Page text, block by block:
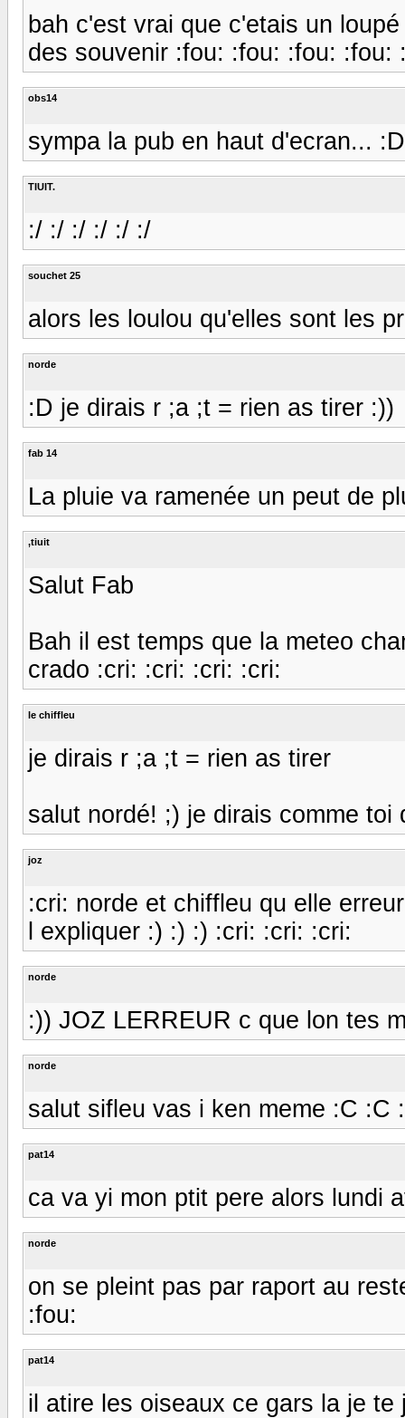
bah c'est vrai que c'etais un
des souvenir :fou: :fou: :fou: :fou:
obs14
sympa la pub en haut d'ecran... :D
TIUIT.
:/ :/ :/ :/ :/ :/
souchet 25
alors les loulou qu'elles sont les
norde
:D je dirais r ;a ;t = rien as tirer :))
fab 14
La pluie va ramenée un peut de
,tiuit
Salut Fab
Bah il est temps que la meteo
crado :cri: :cri: :cri: :cri:
le chiffleu
je dirais r ;a ;t = rien as tirer
salut nordé! ;) je dirais comme
joz
:cri: norde et chiffleu qu elle
l expliquer :) :) :) :cri: :cri: :cri:
norde
:)) JOZ LERREUR c que lon tes
norde
salut sifleu vas i ken meme :C :C
pat14
ca va yi mon ptit pere alors lundi
norde
on se pleint pas par raport au
:fou:
pat14
il atire les oiseaux ce gars la je